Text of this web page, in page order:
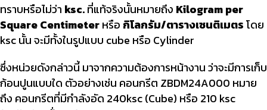
ทราบหรือไม่ว่า ksc.ที่แท้จริงนั้นหมายถึง Kilogram per
Square Centimeterหรือ กิโลกรัม/ตารางเซนติเมตรโดย
ksc นั้น จะมีทั้งในรูปแบบ cube หรือ Cylinder
ซึ่งหน่วยดังกล่าวนี้ มาจากความต้องการหน้างาน ว่าจะมีการเก็บ
ก้อนปูนแบบใด ตัวอย่างเช่น คอนกรีต ZBDM24A000 หมาย
ถึง คอนกรีตที่มีกำลังอัด 240ksc (Cube) หรือ 210 ksc